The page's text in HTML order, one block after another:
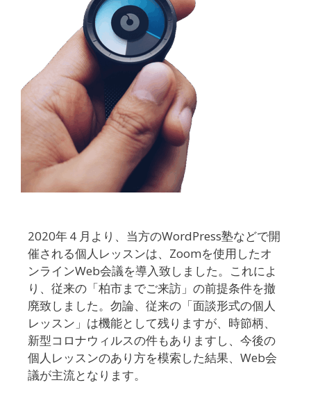
2020年４月より、当方のWordPress塾などで開
催される個人レッスンは、Zoomを使用したオ
ンラインWeb会議を導入致しました。これによ
り、従来の「柏市までご来訪」の前提条件を撤
廃致しました。勿論、従来の「面談形式の個人
レッスン」は機能として残りますが、時節柄、
新型コロナウィルスの件もありますし、今後の
個人レッスンのあり方を模索した結果、Web会
議が主流となります。